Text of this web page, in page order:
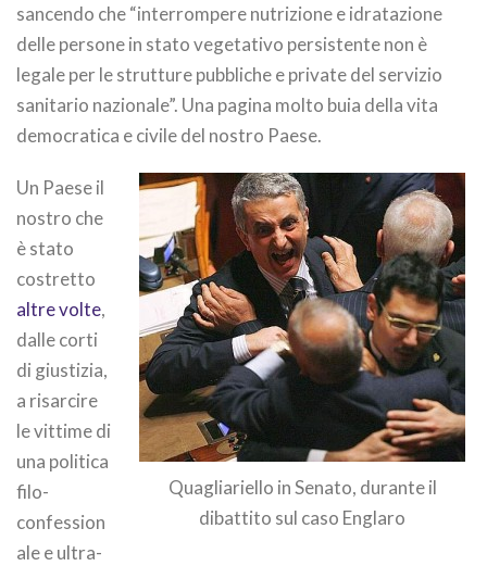
sancendo che “interrompere nutrizione e idratazione
delle persone in stato vegetativo persistente non è
legale per le strutture pubbliche e private del servizio
sanitario nazionale”. Una pagina molto buia della vita
democratica e civile del nostro Paese.
Quagliariello in Senato, durante il
dibattito sul caso Englaro
Un Paese il
nostro che
è stato
costretto
altre volte,
dalle corti
di giustizia,
a risarcire
le vittime di
una politica
filo-
confession
ale e ultra-